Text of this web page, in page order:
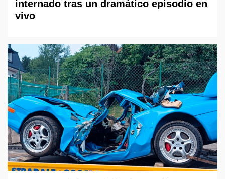
internado tras un dramático episodio en
vivo